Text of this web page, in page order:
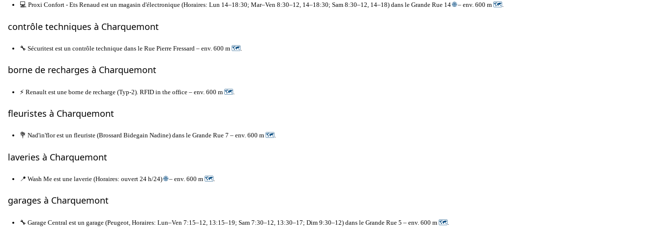
💻 Proxi Confort - Ets Renaud est un magasin d'électronique (Horaires: Lun 14–18:30; Mar–Ven 8:30–12, 14–18:30; Sam 8:30–12, 14–18) dans le Grande Rue 14🌐– env. 600 m 🗺.
contrôle techniques à Charquemont
🔧 Sécuritest est un contrôle technique dans le Rue Pierre Fressard – env. 600 m 🗺.
borne de recharges à Charquemont
⚡ Renault est une borne de recharge (Typ-2). RFID in the office – env. 600 m 🗺
fleuristes à Charquemont
💐 Nad'in'flor est un fleuriste (Brossard Bidegain Nadine) dans le Grande Rue 7 – env. 600 m 🗺.
laveries à Charquemont
📍 Wash Me est une laverie (Horaires: ouvert 24 h/24)🌐– env. 600 m 🗺.
garages à Charquemont
🔧 Garage Central est un garage (Peugeot, Horaires: Lun–Ven 7:15–12, 13:15–19; Sam 7:30–12, 13:30–17; Dim 9:30–12) dans le Grande Rue 5 – env. 600 m 🗺